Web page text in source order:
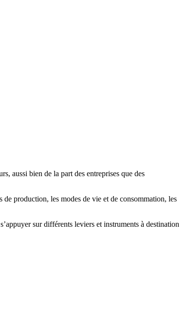
aussi bien de la part des entreprises que des
production, les modes de vie et de consommation, les
sur différents leviers et instruments à destination